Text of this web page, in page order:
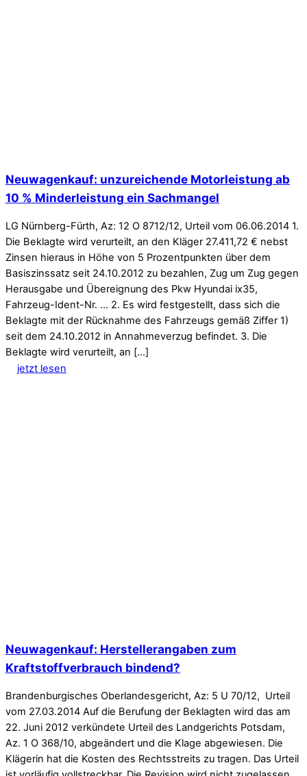
Neuwagenkauf: unzureichende Motorleistung ab
10 % Minderleistung ein Sachmangel
LG Nürnberg-Fürth, Az: 12 O 8712/12, Urteil vom 06.06.2014 1.
Die Beklagte wird verurteilt, an den Kläger 27.411,72 € nebst
Zinsen hieraus in Höhe von 5 Prozentpunkten über dem
Basiszinssatz seit 24.10.2012 zu bezahlen, Zug um Zug gegen
Herausgabe und Übereignung des Pkw Hyundai ix35,
Fahrzeug-Ident-Nr. … 2. Es wird festgestellt, dass sich die
Beklagte mit der Rücknahme des Fahrzeugs gemäß Ziffer 1)
seit dem 24.10.2012 in Annahmeverzug befindet. 3. Die
Beklagte wird verurteilt, an […]
jetzt lesen
Neuwagenkauf: Herstellerangaben zum
Kraftstoffverbrauch bindend?
Brandenburgisches Oberlandesgericht, Az: 5 U 70/12, Urteil
vom 27.03.2014 Auf die Berufung der Beklagten wird das am
22. Juni 2012 verkündete Urteil des Landgerichts Potsdam,
Az. 1 O 368/10, abgeändert und die Klage abgewiesen. Die
Klägerin hat die Kosten des Rechtsstreits zu tragen. Das Urteil